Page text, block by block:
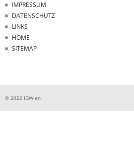
IMPRESSUM
DATENSCHUTZ
LINKS
HOME
SITEMAP
© 2022 IGWien